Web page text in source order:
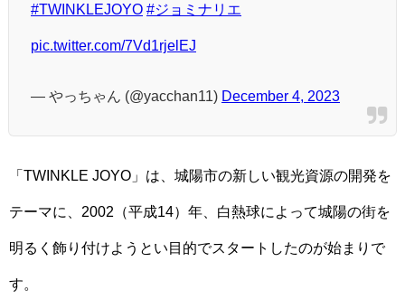
#TWINKLEJOYO #ジョミナリエ
pic.twitter.com/7Vd1rjelEJ
— やっちゃん (@yacchan11) December 4, 2023
「TWINKLE JOYO」は、城陽市の新しい観光資源の開発を
テーマに、2002（平成14）年、白熱球によって城陽の街を
明るく飾り付けようとい目的でスタートしたのが始まりで
す。